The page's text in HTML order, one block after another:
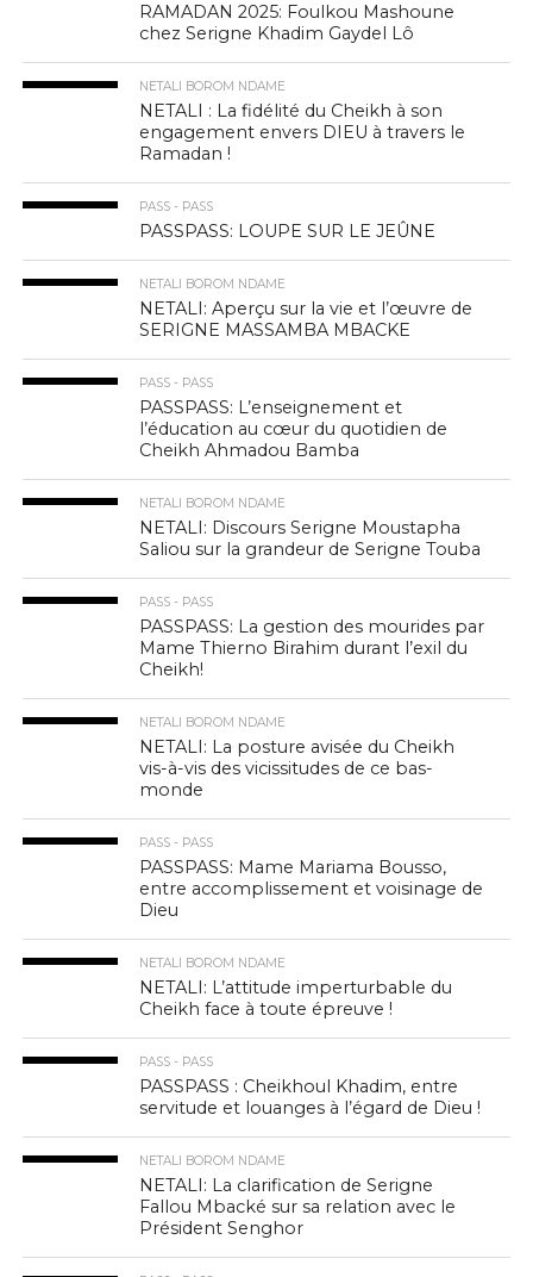
RAMADAN 2025: Foulkou Mashoune
chez Serigne Khadim Gaydel Lô
NETALI BOROM NDAME
NETALI : La fidélité du Cheikh à son
engagement envers DIEU à travers le
Ramadan !
PASS - PASS
PASSPASS: LOUPE SUR LE JEÛNE
NETALI BOROM NDAME
NETALI: Aperçu sur la vie et l’œuvre de
SERIGNE MASSAMBA MBACKE
PASS - PASS
PASSPASS: L’enseignement et
l’éducation au cœur du quotidien de
Cheikh Ahmadou Bamba
NETALI BOROM NDAME
NETALI: Discours Serigne Moustapha
Saliou sur la grandeur de Serigne Touba
PASS - PASS
PASSPASS: La gestion des mourides par
Mame Thierno Birahim durant l’exil du
Cheikh!
NETALI BOROM NDAME
NETALI: La posture avisée du Cheikh
vis-à-vis des vicissitudes de ce bas-
monde
PASS - PASS
PASSPASS: Mame Mariama Bousso,
entre accomplissement et voisinage de
Dieu
NETALI BOROM NDAME
NETALI: L’attitude imperturbable du
Cheikh face à toute épreuve !
PASS - PASS
PASSPASS : Cheikhoul Khadim, entre
servitude et louanges à l’égard de Dieu !
NETALI BOROM NDAME
NETALI: La clarification de Serigne
Fallou Mbacké sur sa relation avec le
Président Senghor